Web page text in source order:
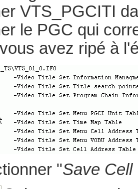
VTS_PGCITI
le PGC qui
avez ripé à
"Save Cell